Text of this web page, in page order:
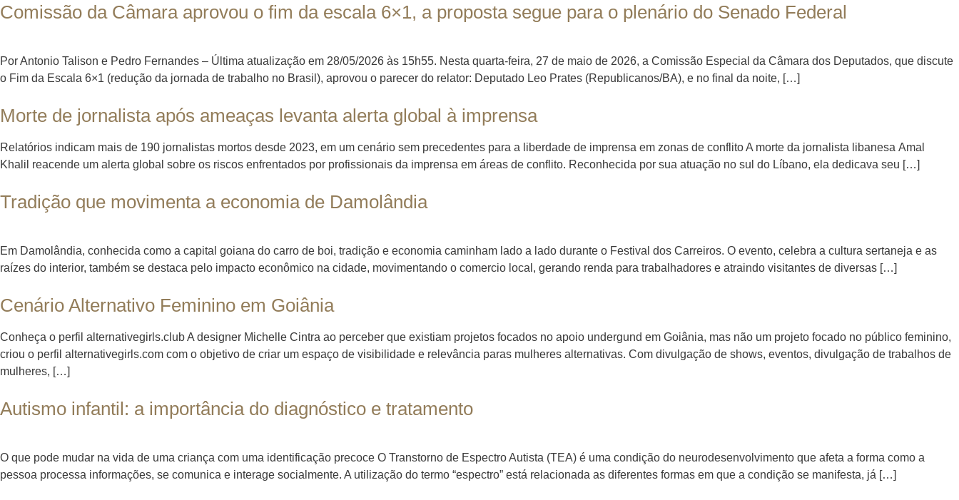
Comissão da Câmara aprovou o fim da escala 6×1, a proposta segue para o plenário do Senado Federal
Por Antonio Talison e Pedro Fernandes – Última atualização em 28/05/2026 às 15h55. Nesta quarta-feira, 27 de maio de 2026, a Comissão Especial da Câmara dos Deputados, que discute
o Fim da Escala 6×1 (redução da jornada de trabalho no Brasil), aprovou o parecer do relator: Deputado Leo Prates (Republicanos/BA), e no final da noite, […]
Morte de jornalista após ameaças levanta alerta global à imprensa
Relatórios indicam mais de 190 jornalistas mortos desde 2023, em um cenário sem precedentes para a liberdade de imprensa em zonas de conflito A morte da jornalista libanesa Amal
Khalil reacende um alerta global sobre os riscos enfrentados por profissionais da imprensa em áreas de conflito. Reconhecida por sua atuação no sul do Líbano, ela dedicava seu […]
Tradição que movimenta a economia de Damolândia
Em Damolândia, conhecida como a capital goiana do carro de boi, tradição e economia caminham lado a lado durante o Festival dos Carreiros. O evento, celebra a cultura sertaneja e as
raízes do interior, também se destaca pelo impacto econômico na cidade, movimentando o comercio local, gerando renda para trabalhadores e atraindo visitantes de diversas […]
Cenário Alternativo Feminino em Goiânia
Conheça o perfil alternativegirls.club A designer Michelle Cintra ao perceber que existiam projetos focados no apoio undergund em Goiânia, mas não um projeto focado no público feminino,
criou o perfil alternativegirls.com com o objetivo de criar um espaço de visibilidade e relevância paras mulheres alternativas. Com divulgação de shows, eventos, divulgação de trabalhos de
mulheres, […]
Autismo infantil: a importância do diagnóstico e tratamento
O que pode mudar na vida de uma criança com uma identificação precoce O Transtorno de Espectro Autista (TEA) é uma condição do neurodesenvolvimento que afeta a forma como a
pessoa processa informações, se comunica e interage socialmente. A utilização do termo “espectro” está relacionada as diferentes formas em que a condição se manifesta, já […]